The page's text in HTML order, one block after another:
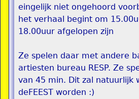
eingelijk niet ongehoord
het verhaal begint om
18.00uur afgelopen zijn
Ze spelen daar met andere
artiesten bureau RESP. Ze
van 45 min. Dit zal natuurlijk
deFEEST worden :)